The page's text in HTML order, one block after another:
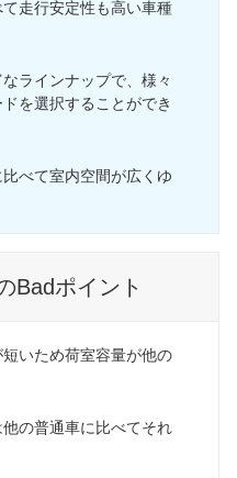
走行安定性も高い車種
ラインナップで、様々
を選択することができ
べて室内空間が広くゆ
Badポイント
いため荷室容量が他の
の普通車に比べてそれ